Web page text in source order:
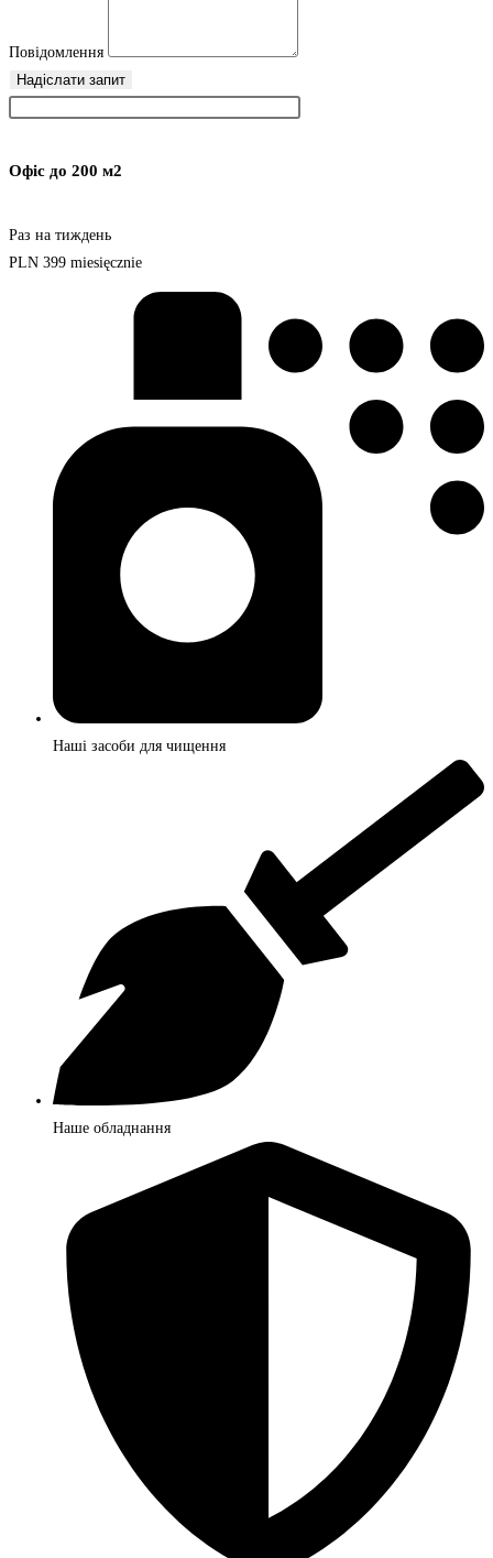
Повідомлення
Надіслати запит
Офіс до 200 м2
Раз на тиждень
PLN 399 miesięcznie
Наші засоби для чищення
Наше обладнання